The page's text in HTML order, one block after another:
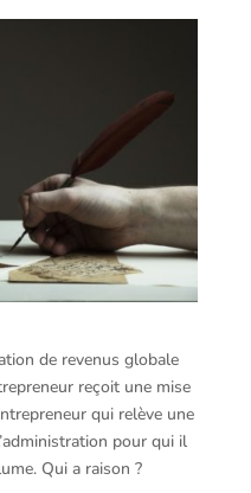
de revenus globale
reçoit une mise
qui relève une
pour qui il
Qui a raison ?